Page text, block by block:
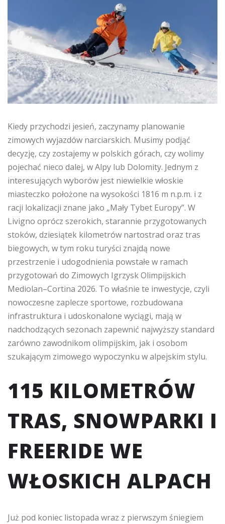
Kiedy przychodzi jesień, zaczynamy planowanie
zimowych wyjazdów narciarskich. Musimy podjąć
decyzję, czy zostajemy w polskich górach, czy wolimy
pojechać nieco dalej, w Alpy lub Dolomity. Jednym z
interesujących wyborów jest niewielkie włoskie
miasteczko położone na wysokości 1816 m n.p.m. i z
racji lokalizacji znane jako „Mały Tybet Europy”. W
Livigno oprócz szerokich, starannie przygotowanych
stoków, dziesiątek kilometrów nartostrad oraz tras
biegowych, w tym roku turyści znajdą nowe
przestrzenie i udogodnienia powstałe w ramach
przygotowań do Zimowych Igrzysk Olimpijskich
Mediolan–Cortina 2026. To właśnie te inwestycje, czyli
nowoczesne zaplecze sportowe, rozbudowana
infrastruktura i udoskonalone wyciągi, mają w
nadchodzących sezonach zapewnić najwyższy standard
zarówno zawodnikom olimpijskim, jak i osobom
szukającym zimowego wypoczynku w alpejskim stylu.
115 KILOMETRÓW
TRAS, SNOWPARKI I
FREERIDE WE
WŁOSKICH ALPACH
Już pod koniec listopada wraz z pierwszym śniegiem